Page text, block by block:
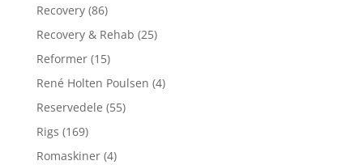
Recovery (86)
Recovery & Rehab (25)
Reformer (15)
René Holten Poulsen (4)
Reservedele (55)
Rigs (169)
Romaskiner (4)